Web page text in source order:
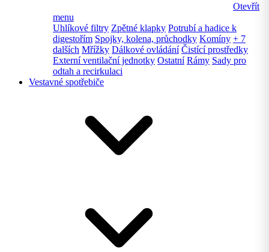
Otevřít
menu
Uhlíkové filtry Zpětné klapky Potrubí a hadice k
digestořím Spojky, kolena, průchodky Komíny + 7
dalších Mřížky Dálkové ovládání Čistící prostředky
Externí ventilační jednotky Ostatní Rámy Sady pro
odtah a recirkulaci
Vestavné spotřebiče